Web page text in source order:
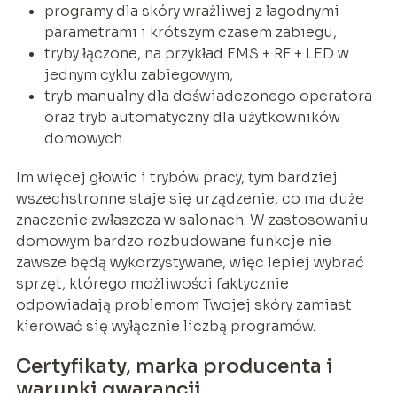
programy dla skóry wrażliwej z łagodnymi
parametrami i krótszym czasem zabiegu,
tryby łączone, na przykład EMS + RF + LED w
jednym cyklu zabiegowym,
tryb manualny dla doświadczonego operatora
oraz tryb automatyczny dla użytkowników
domowych.
Im więcej głowic i trybów pracy, tym bardziej
wszechstronne staje się urządzenie, co ma duże
znaczenie zwłaszcza w salonach. W zastosowaniu
domowym bardzo rozbudowane funkcje nie
zawsze będą wykorzystywane, więc lepiej wybrać
sprzęt, którego możliwości faktycznie
odpowiadają problemom Twojej skóry zamiast
kierować się wyłącznie liczbą programów.
Certyfikaty, marka producenta i